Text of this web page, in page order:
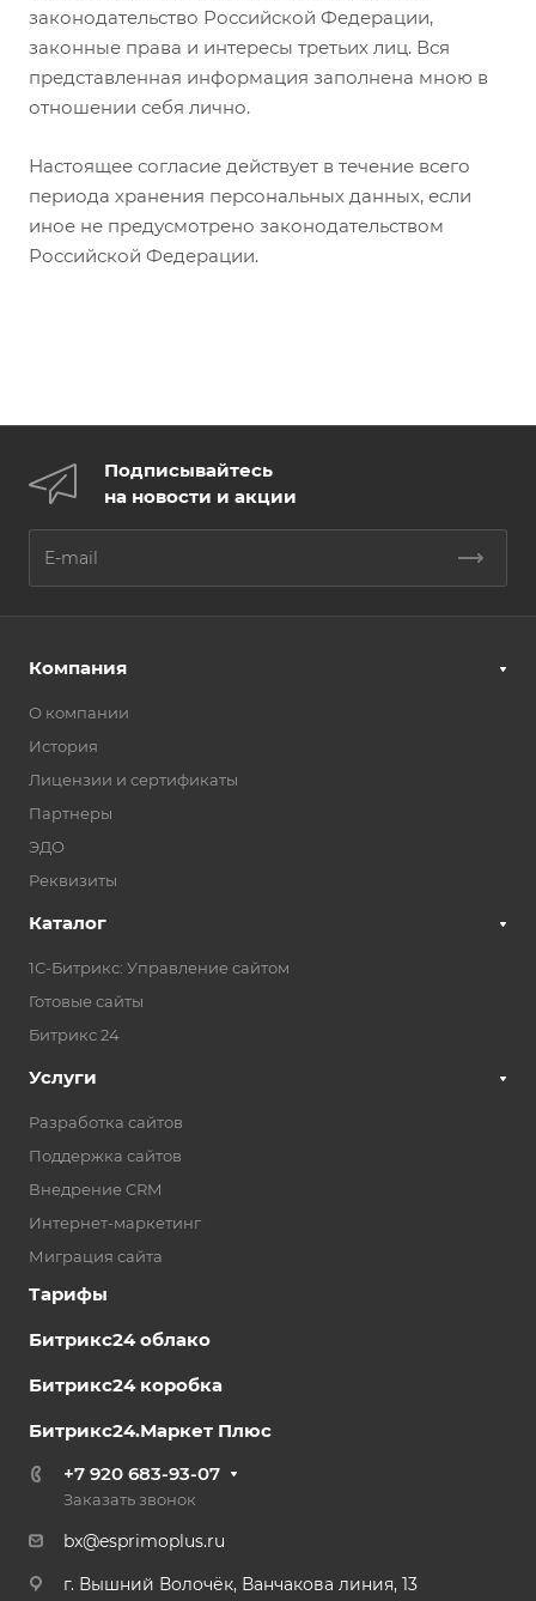
законодательство Российской Федерации,
законные права и интересы третьих лиц. Вся
представленная информация заполнена мною в
отношении себя лично.
Настоящее согласие действует в течение всего
периода хранения персональных данных, если
иное не предусмотрено законодательством
Российской Федерации.
Подписывайтесь
на новости и акции
Компания
О компании
История
Лицензии и сертификаты
Партнеры
ЭДО
Реквизиты
Каталог
1С-Битрикс: Управление сайтом
Готовые сайты
Битрикс 24
Услуги
Разработка сайтов
Поддержка сайтов
Внедрение CRM
Интернет-маркетинг
Миграция сайта
Тарифы
Битрикс24 облако
Битрикс24 коробка
Битрикс24.Маркет Плюс
+7 920 683-93-07
Заказать звонок
bx@esprimoplus.ru
г. Вышний Волочёк, Ванчакова линия, 13